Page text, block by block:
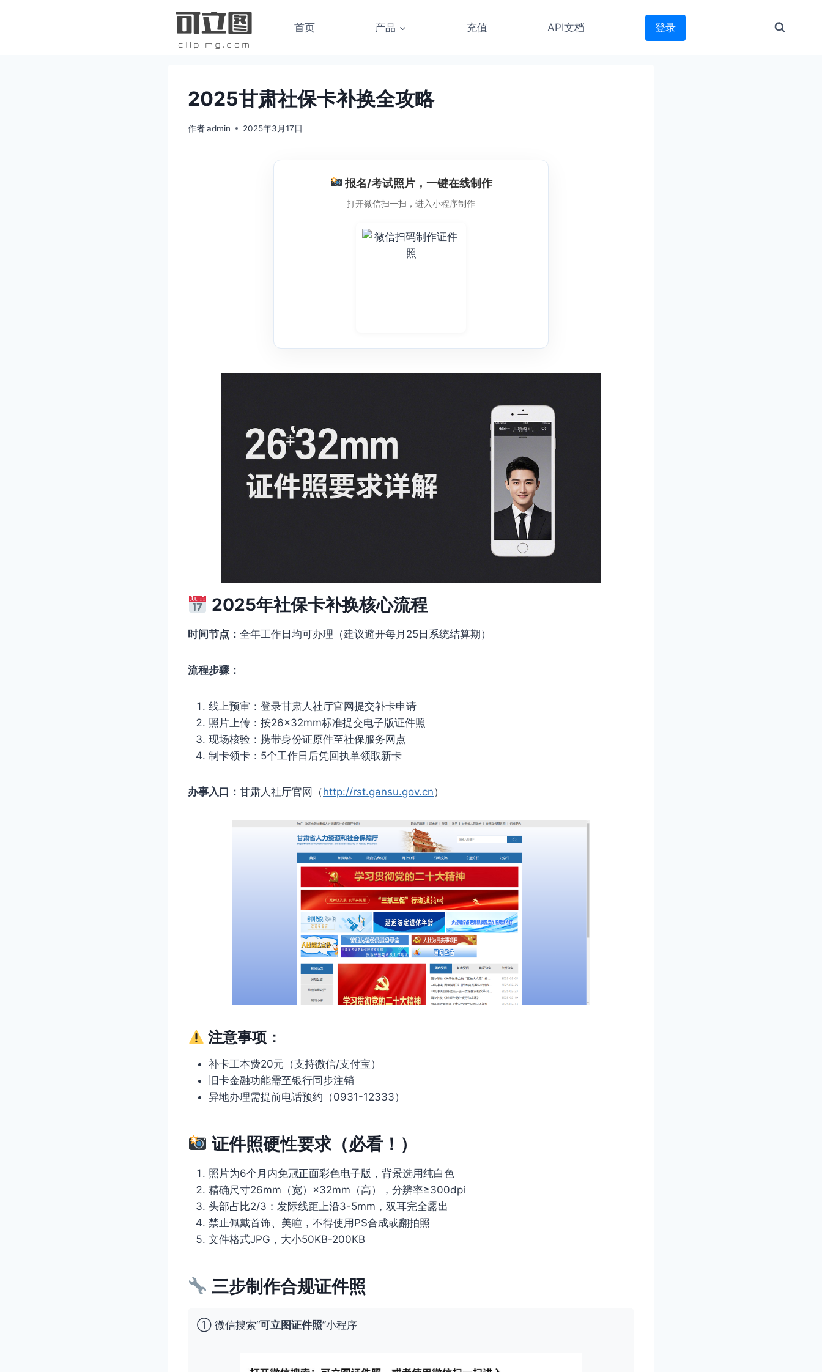
首页 产品 充值 API文档 登录
2025甘肃社保卡补换全攻略
作者admin 2025年3月17日
报名/考试照片，一键在线制作
打开微信扫一扫，进入小程序制作
2025年社保卡补换核心流程
时间节点： 全年工作日均可办理（建议避开每月25日系统结算期）
流程步骤：
线上预审：登录甘肃人社厅官网提交补卡申请
照片上传：按26×32mm标准提交电子版证件照
现场核验：携带身份证原件至社保服务网点
制卡领卡：5个工作日后凭回执单领取新卡
办事入口： 甘肃人社厅官网（http://rst.gansu.gov.cn）
注意事项：
补卡工本费20元（支持微信/支付宝）
旧卡金融功能需至银行同步注销
异地办理需提前电话预约（0931-12333）
证件照硬性要求（必看！）
照片为6个月内免冠正面彩色电子版，背景选用纯白色
精确尺寸26mm（宽）×32mm（高），分辨率≥300dpi
头部占比2/3：发际线距上沿3-5mm，双耳完全露出
禁止佩戴首饰、美瞳，不得使用PS合成或翻拍照
文件格式JPG，大小50KB-200KB
三步制作合规证件照
① 微信搜索“可立图证件照”小程序